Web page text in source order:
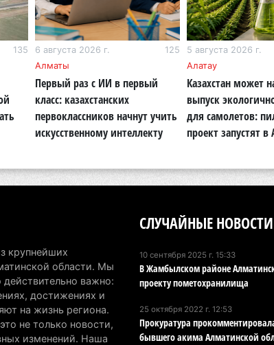
135
6 августа 2026 г.
125
Алматы
Первый раз с ИИ в первый
класс: казахстанских
первоклассников начнут учить
искусственному интеллекту
5 августа 2026 г.
Алатау
Казахстан может
выпуск
для самолетов:
проект запустят в
крупнейших
области. Мы
важно:
достижениях и
на жизнь региона.
не только новости,
изменений. Наша
СЛУЧАЙНЫЕ НОВОСТИ
10 сентября 2025 г. 15:33
В Жамбылском районе
проекту пометохранилища
25 октября 2022 г. 12:53
Прокуратура
бывшего акима Алматинской